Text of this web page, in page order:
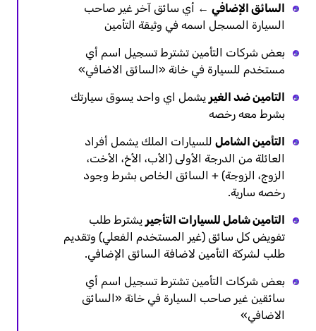
السائق الإضافي ← أي سائق آخر غير صاحب
السيارة المسجل اسمه في وثيقة التأمين
بعض شركات التأمين تشترط تسجيل اسم أي
مستخدم للسيارة في خانة «السائق الاضافي»
التامين ضد الغير يشمل اي واحد يسوق سيارتك
بشرط معه رخصه
التأمين الشامل للسيارات الملك يشمل أفراد
العائلة من الدرجة الأولى (الأب، الأخ، الأخت،
الزوج، الزوجة) + السائق الخاص بشرط وجود
رخصه سارية.
التامين شامل للسيارات التأجير يشترط طلب
تفويض كل سائق (غير المستخدم الفعلي) وتقديم
طلب لشركة التأمين لاضافة السائق الإضافي.
بعض شركات التأمين تشترط تسجيل اسم أي
سائقين غير صاحب السيارة في خانة «السائق
الاضافي»